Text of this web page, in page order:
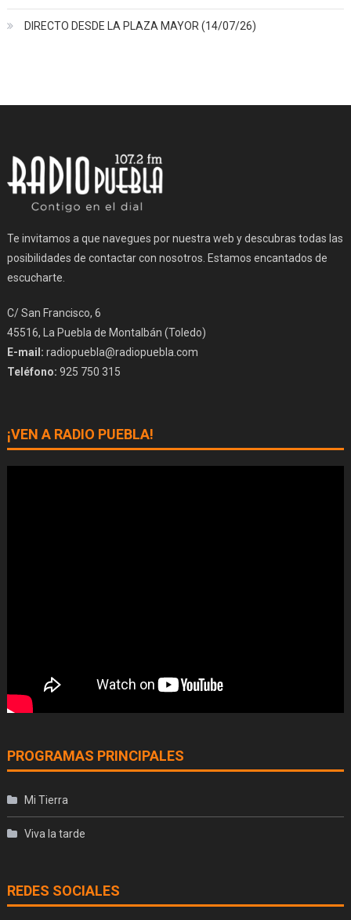
DIRECTO DESDE LA PLAZA MAYOR (14/07/26)
Te invitamos a que navegues por nuestra web y descubras todas las
posibilidades de contactar con nosotros. Estamos encantados de
escucharte.
C/ San Francisco, 6
45516, La Puebla de Montalbán (Toledo)
E-mail: radiopuebla@radiopuebla.com
Teléfono: 925 750 315
¡VEN A RADIO PUEBLA!
PROGRAMAS PRINCIPALES
Mi Tierra
Viva la tarde
REDES SOCIALES